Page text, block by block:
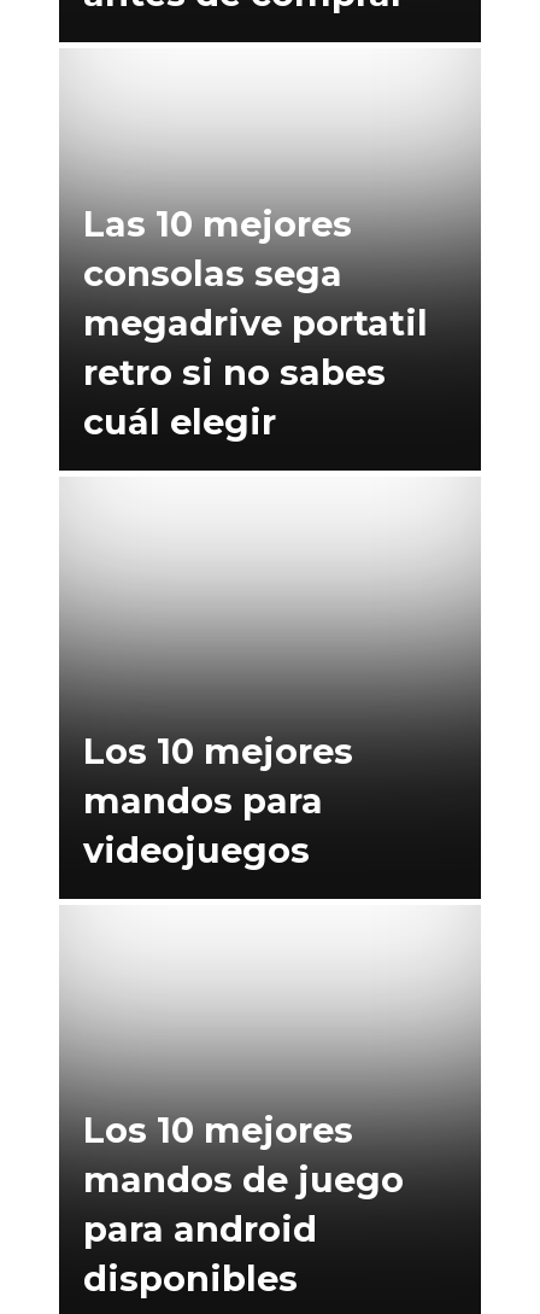
Las 10 mejores
consolas sega
megadrive portatil
retro si no sabes
cuál elegir
Los 10 mejores
mandos para
videojuegos
Los 10 mejores
mandos de juego
para android
disponibles